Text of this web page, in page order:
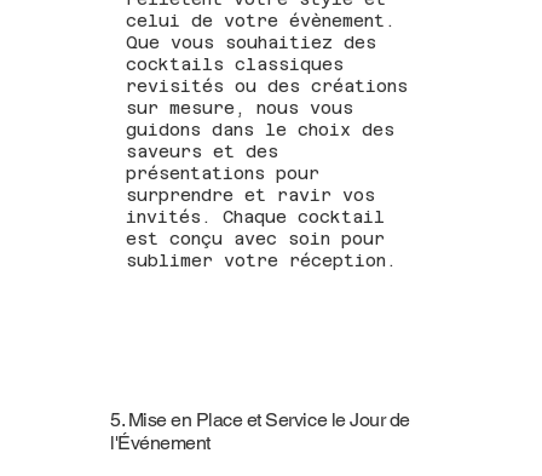
celui de votre évènement.
Que vous souhaitiez des
cocktails classiques
revisités ou des créations
sur mesure, nous vous
guidons dans le choix des
saveurs et des
présentations pour
surprendre et ravir vos
invités. Chaque cocktail
est conçu avec soin pour
sublimer votre réception.
5. Mise en Place et Service le Jour de
l'Événement